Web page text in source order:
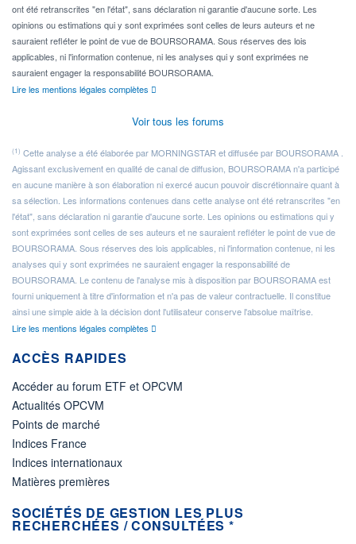
ont été retranscrites "en l'état", sans déclaration ni garantie d'aucune sorte. Les
opinions ou estimations qui y sont exprimées sont celles de leurs auteurs et ne
sauraient refléter le point de vue de BOURSORAMA. Sous réserves des lois
applicables, ni l'information contenue, ni les analyses qui y sont exprimées ne
sauraient engager la responsabilité BOURSORAMA.
Lire les mentions légales complètes
Voir tous les forums
(1) Cette analyse a été élaborée par MORNINGSTAR et diffusée par BOURSORAMA .
Agissant exclusivement en qualité de canal de diffusion, BOURSORAMA n'a participé
en aucune manière à son élaboration ni exercé aucun pouvoir discrétionnaire quant à
sa sélection. Les informations contenues dans cette analyse ont été retranscrites "en
l'état", sans déclaration ni garantie d'aucune sorte. Les opinions ou estimations qui y
sont exprimées sont celles de ses auteurs et ne sauraient refléter le point de vue de
BOURSORAMA. Sous réserves des lois applicables, ni l'information contenue, ni les
analyses qui y sont exprimées ne sauraient engager la responsabilité de
BOURSORAMA. Le contenu de l'analyse mis à disposition par BOURSORAMA est
fourni uniquement à titre d'information et n'a pas de valeur contractuelle. Il constitue
ainsi une simple aide à la décision dont l'utilisateur conserve l'absolue maîtrise.
Lire les mentions légales complètes
ACCÈS RAPIDES
Accéder au forum ETF et OPCVM
Actualités OPCVM
Points de marché
Indices France
Indices internationaux
Matières premières
SOCIÉTÉS DE GESTION LES PLUS
RECHERCHÉES / CONSULTÉES *